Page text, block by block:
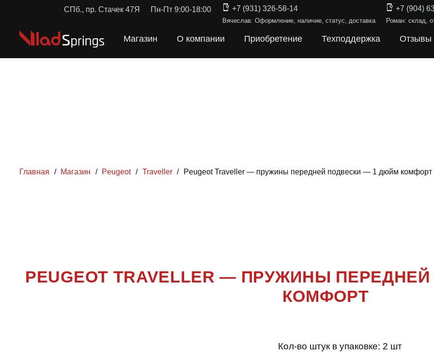
СПб., пр. Стачек 47Я Пн-Пт 9:00-18:00 +7 (931) 326-58-14
Вячеслав: Оформление, наличие, статус, доставка
+7 (904)
Роман: склад,
Магазин О компании Приобретение Техподдержка Отзывы
Главная / Магазин / Peugeot / Traveller / Peugeot Traveller — пружины передней подвески — 1 дюйм комфорт
PEUGEOT TRAVELLER — ПРУЖИНЫ
КОМФОРТ
Кол-во штук в упаковке: 2 шт